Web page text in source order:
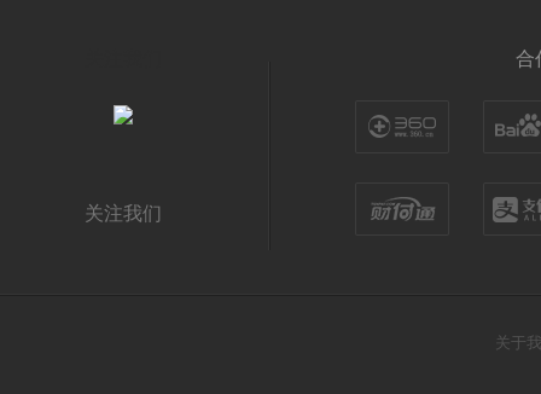
关注我们
合
关于